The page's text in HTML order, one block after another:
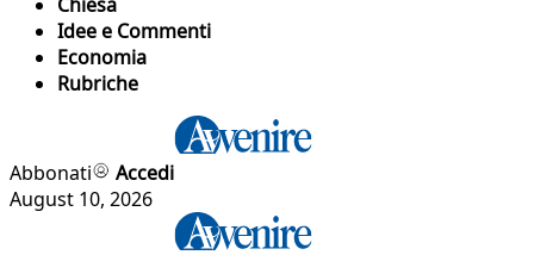
Idee e Commenti
Economia
Rubriche
Abbonati
Accedi
August 10, 2026